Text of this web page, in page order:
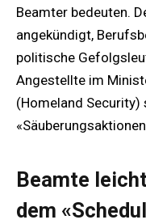
Beamter bedeuten.
angekündigt,
politische
Angestellte im
(Homeland
Beamte
dem